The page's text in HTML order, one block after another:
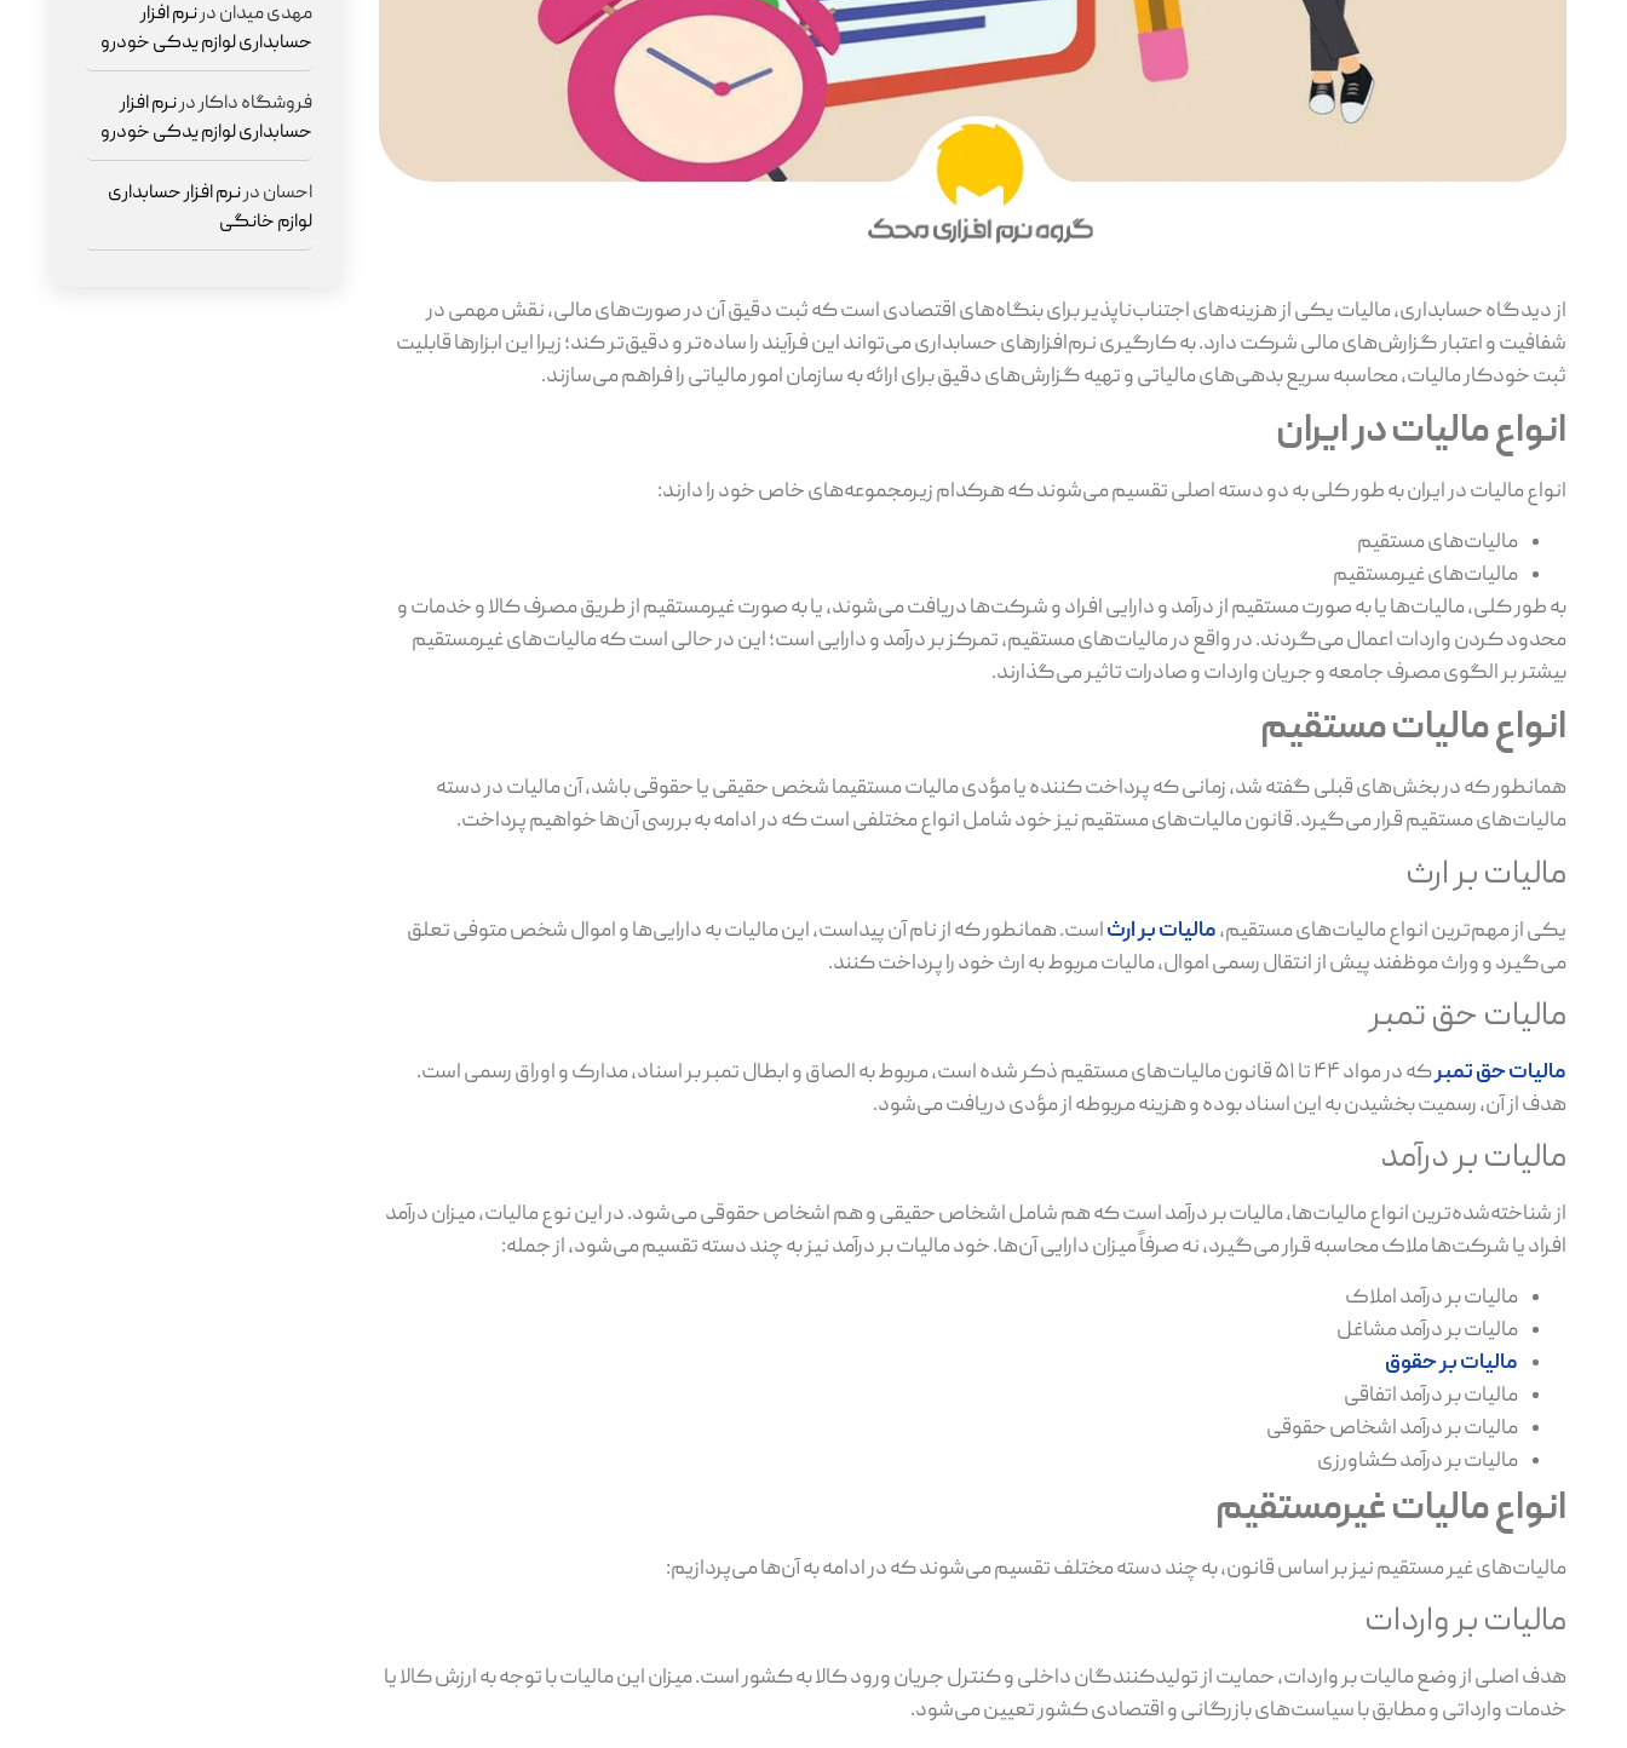
از دیدگاه حسابداری، مالیات یکی از هزینه‌های اجتناب‌ناپذیر برای بنگاه‌های اقتصادی است که ثبت دقیق آن در صورت‌های مالی، نقش مهمی در
شفافیت و اعتبار گزارش‌های مالی شرکت دارد. به ‌کارگیری نرم‌افزارهای حسابداری می‌تواند این فرآیند را ساده‌تر و دقیق‌تر کند؛ زیرا این ابزارها قابلیت
ثبت خودکار مالیات، محاسبه سریع بدهی‌های مالیاتی و تهیه گزارش‌های دقیق برای ارائه به سازمان امور مالیاتی را فراهم می‌سازند.
انواع مالیات در ایران
انواع مالیات در ایران به ‌طور کلی به دو دسته اصلی تقسیم می‌شوند که هرکدام زیرمجموعه‌های خاص خود را دارند:
مالیات‌های مستقیم
مالیات‌های غیرمستقیم
به‌ طور کلی، مالیات‌ها یا به‌ صورت مستقیم از درآمد و دارایی افراد و شرکت‌ها دریافت می‌شوند، یا به ‌صورت غیرمستقیم از طریق مصرف کالا و خدمات و
محدود کردن واردات اعمال می‌گردند. در واقع در مالیات‌های مستقیم، تمرکز بر درآمد و دارایی است؛ این در حالی است که مالیات‌های غیرمستقیم
بیشتر بر الگوی مصرف جامعه و جریان واردات و صادرات تاثیر می‌گذارند.
انواع مالیات مستقیم
همانطور که در بخش‌های قبلی گفته شد، زمانی که پرداخت ‌کننده یا مؤدی مالیات مستقیما شخص حقیقی یا حقوقی باشد، آن مالیات در دسته
مالیات‌های مستقیم قرار می‌گیرد. قانون مالیات‌های مستقیم نیز خود شامل انواع مختلفی است که در ادامه به بررسی آن‌ها خواهیم پرداخت.
مالیات بر ارث
یکی از مهم‌ترین انواع مالیات‌های مستقیم،مالیات بر ارثاست. همانطور که از نام آن پیداست، این مالیات به دارایی‌ها و اموال شخص متوفی تعلق
می‌گیرد و وراث موظفند پیش از انتقال رسمی اموال، مالیات مربوط به ارث خود را پرداخت کنند.
مالیات حق تمبر
مالیات حق تمبر
که در مواد ۴۴ تا ۵۱ قانون مالیات‌های مستقیم ذکر شده است، مربوط به الصاق و ابطال تمبر بر اسناد، مدارک و اوراق رسمی است.
هدف از آن، رسمیت بخشیدن به این اسناد بوده و هزینه مربوطه از مؤدی دریافت می‌شود.
مالیات بر درآمد
از شناخته‌شده‌ترین انواع مالیات‌ها، مالیات بر درآمد است که هم شامل اشخاص حقیقی و هم اشخاص حقوقی می‌شود. در این نوع مالیات، میزان درآمد
افراد یا شرکت‌ها ملاک محاسبه قرار می‌گیرد، نه صرفاً میزان دارایی آن‌ها. خود مالیات بر درآمد نیز به چند دسته تقسیم می‌شود، از جمله:
مالیات بر درآمد املاک
مالیات بر درآمد مشاغل
مالیات بر حقوق
مالیات بر درآمد اتفاقی
مالیات بر درآمد اشخاص حقوقی
مالیات بر درآمد کشاورزی
انواع مالیات غیرمستقیم
مالیات‌های غیر مستقیم نیز بر اساس قانون، به چند دسته مختلف تقسیم می‌شوند که در ادامه به آن‌ها می‌پردازیم:
مالیات بر واردات
هدف اصلی از وضع مالیات بر واردات، حمایت از تولیدکنندگان داخلی و کنترل جریان ورود کالا به کشور است. میزان این مالیات با توجه به ارزش کالا یا
خدمات وارداتی و مطابق با سیاست‌های بازرگانی و اقتصادی کشور تعیین می‌شود.
مهدی میداندرنرم افزار
حسابداری لوازم یدکی خودرو
فروشگاه داکاردرنرم افزار
حسابداری لوازم یدکی خودرو
احساندرنرم افزار حسابداری
لوازم خانگی